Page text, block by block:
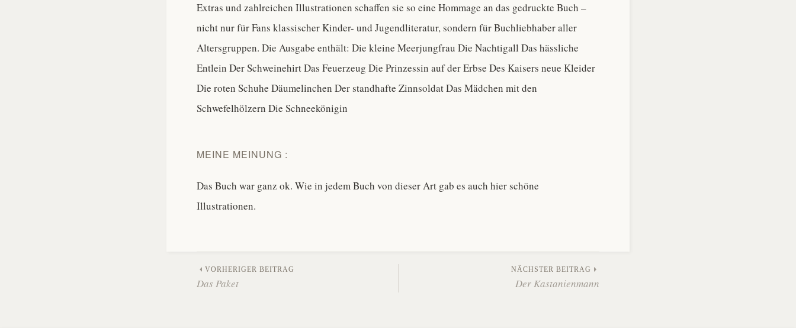
Extras und zahlreichen Illustrationen schaffen sie so eine Hommage an das gedruckte Buch –
nicht nur für Fans klassischer Kinder- und Jugendliteratur, sondern für Buchliebhaber aller
Altersgruppen. Die Ausgabe enthält: Die kleine Meerjungfrau Die Nachtigall Das hässliche
Entlein Der Schweinehirt Das Feuerzeug Die Prinzessin auf der Erbse Des Kaisers neue Kleider
Die roten Schuhe Däumelinchen Der standhafte Zinnsoldat Das Mädchen mit den
Schwefelhölzern Die Schneekönigin
MEINE MEINUNG :
Das Buch war ganz ok. Wie in jedem Buch von dieser Art gab es auch hier schöne
Illustrationen.
Beitrags-
VORHERIGER BEITRAG
Das Paket
NÄCHSTER BEITRAG
Der Kastanienmann